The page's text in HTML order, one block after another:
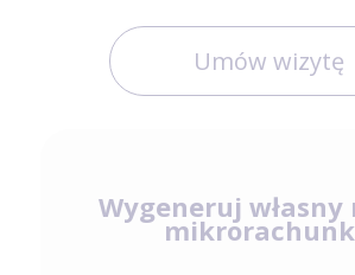
Umów wizytę
Wygeneruj